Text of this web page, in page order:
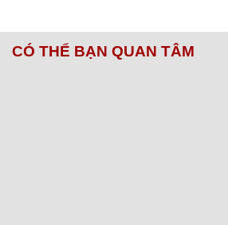
CÓ THỂ BẠN QUAN TÂM